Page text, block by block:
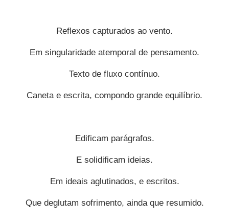
Reflexos capturados ao vento.
Em singularidade atemporal de pensamento.
Texto de fluxo contínuo.
Caneta e escrita, compondo grande equilíbrio.
Edificam parágrafos.
E solidificam ideias.
Em ideais aglutinados, e escritos.
Que deglutam sofrimento, ainda que resumido.